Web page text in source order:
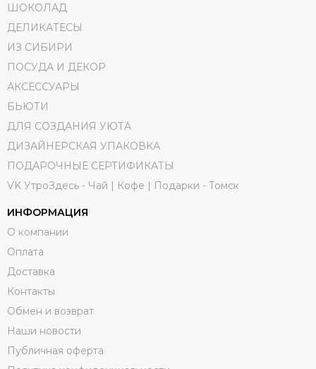
ШОКОЛАД
ДЕЛИКАТЕСЫ
ИЗ СИБИРИ
ПОСУДА И ДЕКОР
АКСЕССУАРЫ
БЬЮТИ
ДЛЯ СОЗДАНИЯ УЮТА
ДИЗАЙНЕРСКАЯ УПАКОВКА
ПОДАРОЧНЫЕ СЕРТИФИКАТЫ
VK УтроЗдесь - Чай | Кофе | Подарки - Томск
ИНФОРМАЦИЯ
О компании
Оплата
Доставка
Контакты
Обмен и возврат
Наши новости
Публичная оферта